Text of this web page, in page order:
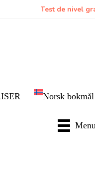
Test de nivel
Norsk bokmål